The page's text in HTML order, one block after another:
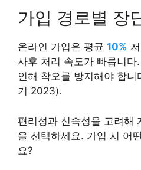
가입 경로별 장
온라인 가입은 평균 10%
사후 처리 속도가 빠릅니
인해 착오를 방지해야 합
기 2023).
편리성과 신속성을 고려해
을 선택하세요. 가입 시 어
요?